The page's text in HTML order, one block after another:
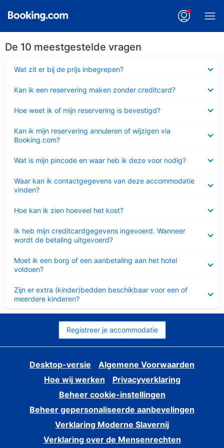
De 10 meestgestelde vragen
Wat zit er bij de prijs inbegrepen?
Kan ik een reservering maken zonder creditcard?
Hoe weet ik of mijn reservering is bevestigd?
Kan ik mijn reservering annuleren of wijzigen via
Booking.com?
Wat is mijn pincode en waar heb ik deze voor nodig?
Waar kan ik contactgegevens van deze accommodatie
vinden?
Hoe kan ik zien hoeveel het kost?
Ik heb mijn creditcardgegevens ingevoerd. Wanneer
wordt de betaling uitgevoerd?
Moet ik een borg of een aanbetaling aan het hotel
voldoen?
Zijn er extra (kinder)bedden beschikbaar voor een of
meerdere kinderen?
Registreer je accommodatie
Desktop-versie
Algemene Voorwaarden
Hoe wij werken
Privacyverklaring
Beheer cookie-instellingen
Beheer gepersonaliseerde aanbevelingen
Verklaring Moderne Slavernij
Verklaring over de Mensenrechten